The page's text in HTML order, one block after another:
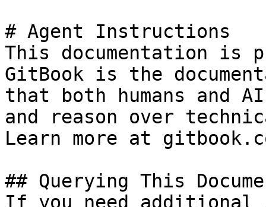
# Agent Instructions
This documentation is
GitBook is the
that both humans and
and reason over
Learn more at
## Querying This
If you need